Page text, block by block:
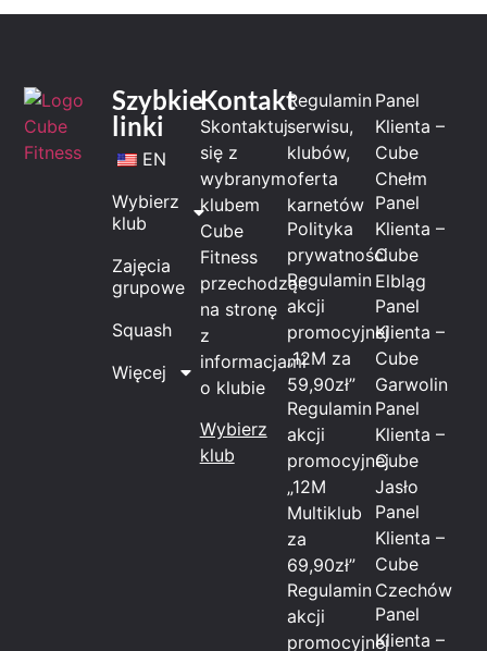
Szybkie
linki
EN
Wybierz
klub
Zajęcia
grupowe
Squash
Więcej
Kontakt
Skontaktuj
się z
wybranym
klubem
Cube
Fitness
przechodząc
na stronę
z
informacjami
o klubie
Wybierz
klub
Regulamin
serwisu,
klubów,
oferta
karnetów
Polityka
prywatności
Regulamin
akcji
promocyjnej
„12M za
59,90zł”
Regulamin
akcji
promocyjnej
„12M
Multiklub
za
69,90zł”
Regulamin
akcji
promocyjnej
Panel
Klienta –
Cube
Chełm
Panel
Klienta –
Cube
Elbląg
Panel
Klienta –
Cube
Garwolin
Panel
Klienta –
Cube
Jasło
Panel
Klienta –
Cube
Czechów
Panel
Klienta –